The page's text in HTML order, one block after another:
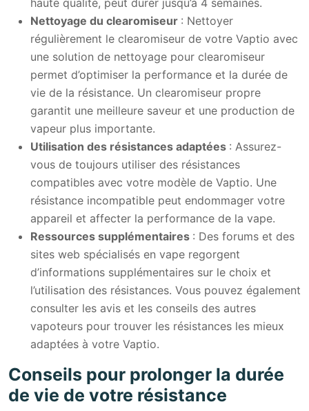
Nettoyage du clearomiseur : Nettoyer
régulièrement le clearomiseur de votre Vaptio avec
une solution de nettoyage pour clearomiseur
permet d’optimiser la performance et la durée de
vie de la résistance. Un clearomiseur propre
garantit une meilleure saveur et une production de
vapeur plus importante.
Utilisation des résistances adaptées : Assurez-
vous de toujours utiliser des résistances
compatibles avec votre modèle de Vaptio. Une
résistance incompatible peut endommager votre
appareil et affecter la performance de la vape.
Ressources supplémentaires : Des forums et des
sites web spécialisés en vape regorgent
d’informations supplémentaires sur le choix et
l’utilisation des résistances. Vous pouvez également
consulter les avis et les conseils des autres
vapoteurs pour trouver les résistances les mieux
adaptées à votre Vaptio.
Conseils pour prolonger la durée
de vie de votre résistance